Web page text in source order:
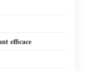
efficace